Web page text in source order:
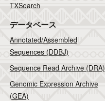
TXSearch
データベース
Annotated/Assembled
Sequences (DDBJ)
Sequence Read Archive (DRA)
Genomic Expression Archive
(GEA)